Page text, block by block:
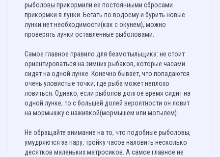
рыболовы прикормили ее постоянными сбросами
прикормки в лунки. Бегать по водоему и бурить новые
лунки нет необходимости(как с окунем), можно
проверять лунки оставленные рыболовами.
Самое главное правило для безмотыльщика: не стоит
ориентироваться на зимних рыбаков, которые часами
сидят на одной лунке. Конечно бывает, что попадаются
очень уловистые точки, где рыба может неплохо
ловиться. Однако, если рыболов долгое время сидит на
одной лунке, то с большей долей вероятности он ловит
на мормышку с наживкой(мормышем или мотылем).
Не обращайте внимание на то, что подобные рыболовы,
умудряются за пару, тройку часов наловить несколько
десятков маленьких матросиков. А самое главное не